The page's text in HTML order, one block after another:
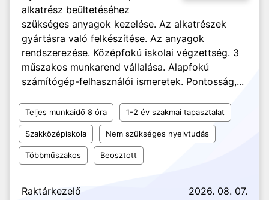
alkatrész beültetéséhez
szükséges anyagok kezelése. Az alkatrészek
gyártásra való felkészítése. Az anyagok
rendszerezése. Középfokú iskolai végzettség. 3
műszakos munkarend vállalása. Alapfokú
számítógép-felhasználói ismeretek. Pontosság,...
Teljes munkaidő 8 óra 1-2 év szakmai tapasztalat
Szakközépiskola Nem szükséges nyelvtudás
Többműszakos Beosztott
Raktárkezelő 2026. 08. 07.